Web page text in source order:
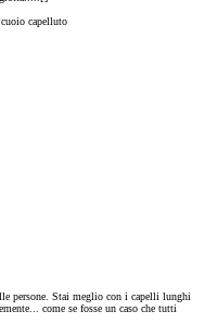
capelluto
persone. Stai meglio con i capelli lunghi
come se fosse un caso che tutti